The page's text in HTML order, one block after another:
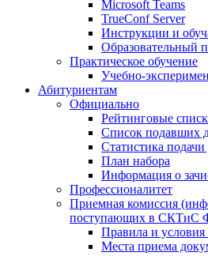
Microsoft Teams
TrueConf Server
Инструкции и
Образовательный
Практическое обучение
Учебно-
Абитуриентам
Официально
Рейтинговые
Список подавших
Статистика
План набора
Информация о
Профессионалитет
Приемная комиссия
поступающих в
Правила и условия
Места приема